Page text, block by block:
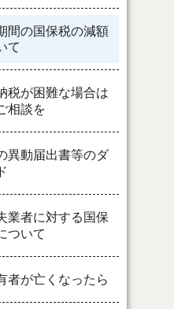
間の国保税の減額
て
税が困難な場合は
相談を
異動届出書等のダ
業者に対する国保
ついて
者が亡くなったら